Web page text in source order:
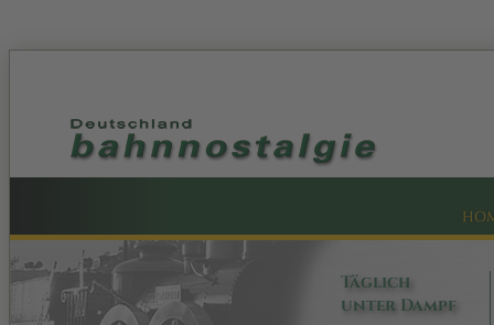
Täglich
unter Dampf